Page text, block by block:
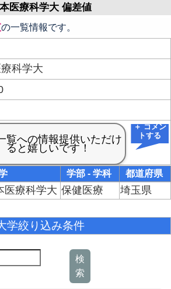
医療科学大 偏差値
の一覧情報です。
科学大
＋ コメン
トする
学部 - 学科 都道府県
医療科学大 保健医療 埼玉県
学絞り込み条件
検
索